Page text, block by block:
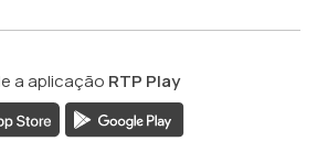
a aplicação RTP Play